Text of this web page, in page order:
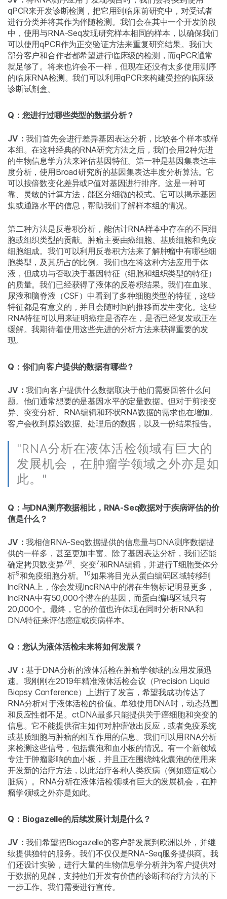
qPCR来开发诊断检测，把它用到临床前研究中，对受试者
进行分类并将其作为伴随检测。我们会在其中一个开发阶段
中，使用与RNA-Seq发现研究样本相同的样本，以确保我们
可以使用qPCR作为正交验证方法来重复研究结果。我们大
部分客户和合作者都希望进行临床级的检测，而qPCR通常
就足够了。将来也许会不一样，但现在还没有太多使用测序
的临床RNA检测。我们可以利用qPCR来构建受控的临床级
诊断试剂盒。
Q：您进行过哪些类型的数据分析？
JV：我们首先会进行差异基因表达分析，比较各个样本或样
本组。在这种经典的RNA研究方法之后，我们会用2种先进
的生物信息学方法来评估基因特征。第一种是基因集表达丰
度分析，使用Broad研究所的基因集表达丰度分析算法。它
可以按倍数变化差异或P值对基因进行排序。这是一种可
靠、灵敏的计算方法，能区分细微的模式。它可以揭示基因
集或通路水平的信息，帮助我们了解样本组的情况。
第二种方法是反卷积分析，能估计RNA样本中存在的不同细
胞或组织类型的贡献。肿瘤主要由癌细胞、基质细胞和免疫
细胞组成。我们可以利用反卷积方法来了解肿瘤中有哪些细
胞类型，及其所占的比例。我们也在将这种方法应用于体
液，但成功与否取决于基因特征（细胞和组织类型的特征）
的质量。我们已经获得了液体的反卷积结果。我们在血浆、
尿液和脑脊液（CSF）中看到了多种细胞类型的特征，这些
特征都是有意义的，并且会随时间的推移而发生变化。这些
RNA特征可以用来证明癌症是否存在，是否已经复发或正在
缓解。我期待着使用这些先进的分析方法来获得重要的发
现。
Q：你们向客户提供的数据有哪些？
JV：我们向客户提供什么数据取决于他们需要回答什么问
题。他们通常想要的是基因水平的定量数据。但对于剪接变
异、突变分析、RNA编辑和环状RNA数据的需求也在增加。
客户会收到原始数据、处理后的数据，以及一份结果报告。
"RNA分析在液体活检领域有巨大的
发展机会，在肿瘤学领域之外亦是如
此。"
Q：与DNA测序数据相比，RNA-Seq数据对于疾病评估的价
值是什么？
JV：我相信RNA-Seq数据提供的信息量与DNA测序数据提
供的一样多，甚至更加丰富。除了基因表达分析，我们还能
确定拷贝数变异7,8 、突变7和RNA编辑，并进行T细胞受体分
析9和免疫细胞分析。 10如果将目光从蛋白编码区域转移到
lncRNA上，你会发现lncRNA中的潜在生物标记明显更多，
lncRNA中有50,000个潜在的基因，而蛋白编码区域只有
20,000个。最终，它的价值也许体现在同时分析RNA和
DNA特征来评估癌症或疾病样本。
Q：您认为液体活检未来将如何发展？
JV：基于DNA分析的液体活检在肿瘤学领域的应用发展迅
速。我刚刚在2019年精准液体活检会议（Precision Liquid
Biopsy Conference）上进行了发言，希望我成功传达了
RNA分析对于液体活检的价值。单独使用DNA时，动态范围
和反应性都不足。ctDNA最多只能提供关于癌细胞和突变的
信息。它不能提供宿主如何对肿瘤做出反应，或者免疫系统
或基质细胞与肿瘤的相互作用的信息。我们可以用RNA分析
来检测这些信号，包括囊泡和血小板的情况。有一个新领域
专注于肿瘤影响的血小板，并且正在围绕纯化囊泡的使用来
开发新的治疗方法，以此治疗各种人类疾病（例如癌症或心
脏病）。RNA分析在液体活检领域有巨大的发展机会，在肿
瘤学领域之外亦是如此。
Q：Biogazelle的后续发展计划是什么？
JV：我们希望把Biogazelle的客户群发展到欧洲以外，并继
续提供独特的服务。我们不仅仅是RNA-Seq服务提供商。我
们还设计实验，进行大量的生物信息学分析并为客户提供对
于数据的见解，支持他们开发有价值的诊断和治疗方法的下
一步工作。我们需要进行宣传。